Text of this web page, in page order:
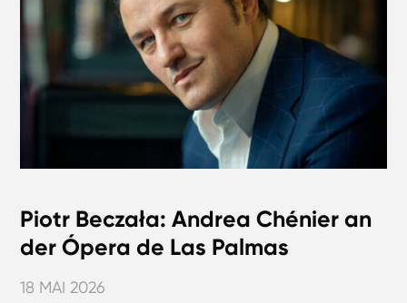
Piotr Beczała: Andrea Chénier an
der Ópera de Las Palmas
18 MAI 2026